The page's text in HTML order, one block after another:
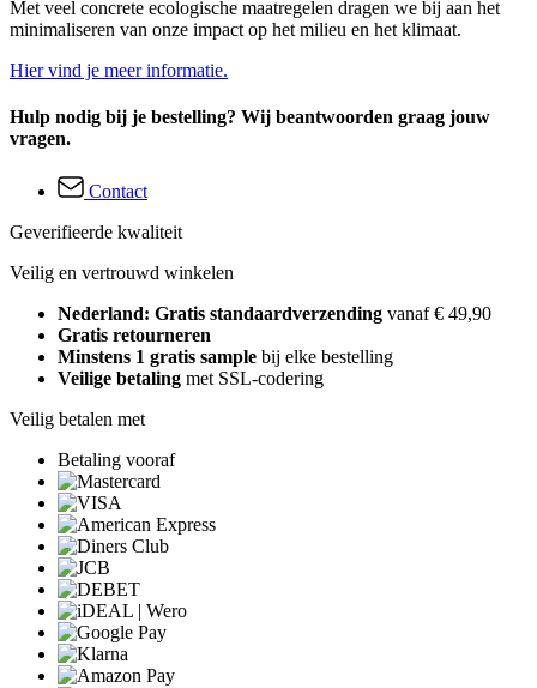
Met veel concrete ecologische maatregelen dragen we bij aan het
minimaliseren van onze impact op het milieu en het klimaat.
Hier vind je meer informatie.
Hulp nodig bij je bestelling? Wij beantwoorden graag jouw
vragen.
Contact
Geverifieerde kwaliteit
Veilig en vertrouwd winkelen
Nederland: Gratis standaardverzending vanaf € 49,90
Gratis retourneren
Minstens 1 gratis sample bij elke bestelling
Veilige betaling met SSL-codering
Veilig betalen met
Betaling vooraf